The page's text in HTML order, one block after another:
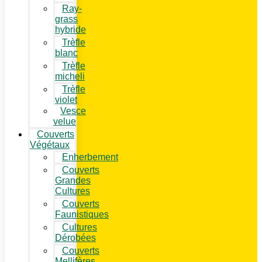
Ray-
grass
hybride
Trèfle
blanc
Trèfle
micheli
Trèfle
violet
Vesce
velue
Couverts
Végétaux
Enherbement
Couverts
Grandes
Cultures
Couverts
Faunistiques
Cultures
Dérobées
Couverts